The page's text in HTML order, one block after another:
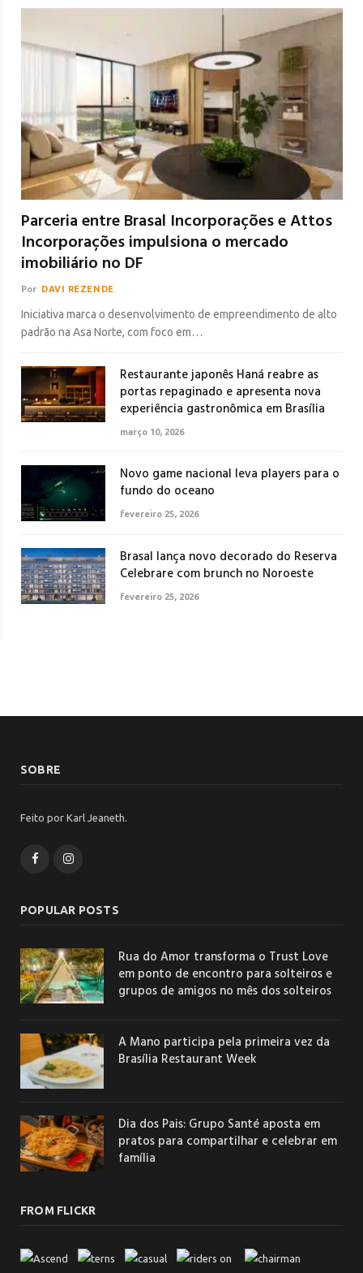
Parceria entre Brasal Incorporações e Attos
Incorporações impulsiona o mercado
imobiliário no DF
Por DAVI REZENDE
Iniciativa marca o desenvolvimento de empreendimento de alto
padrão na Asa Norte, com foco em…
Restaurante japonês Haná reabre as
portas repaginado e apresenta nova
experiência gastronômica em Brasília
março 10, 2026
Novo game nacional leva players para o
fundo do oceano
fevereiro 25, 2026
Brasal lança novo decorado do Reserva
Celebrare com brunch no Noroeste
fevereiro 25, 2026
SOBRE
Feito por Karl Jeaneth.
FacebookInstagram
POPULAR POSTS
Rua do Amor transforma o Trust Love
em ponto de encontro para solteiros e
grupos de amigos no mês dos solteiros
A Mano participa pela primeira vez da
Brasília Restaurant Week
Dia dos Pais: Grupo Santé aposta em
pratos para compartilhar e celebrar em
família
FROM FLICKR